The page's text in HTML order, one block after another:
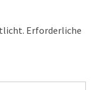
Erforderliche